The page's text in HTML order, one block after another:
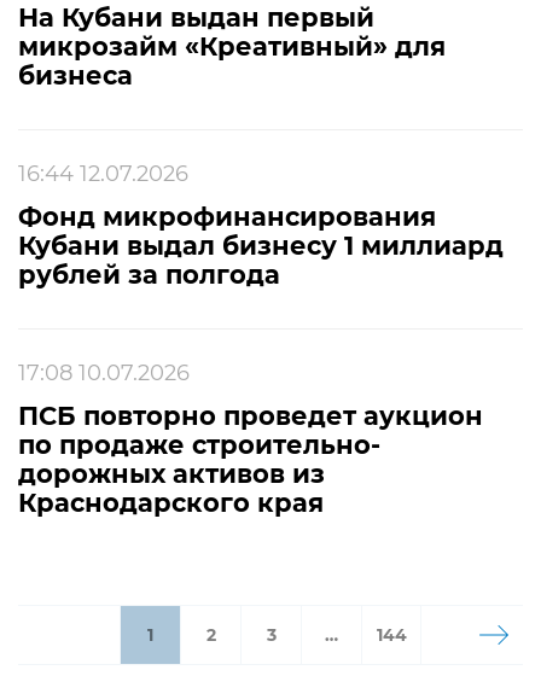
На Кубани выдан первый
микрозайм «Креативный» для
бизнеса
16:44 12.07.2026
Фонд микрофинансирования
Кубани выдал бизнесу 1 миллиард
рублей за полгода
17:08 10.07.2026
ПСБ повторно проведет аукцион
по продаже строительно-
дорожных активов из
Краснодарского края
1 2 3 … 144